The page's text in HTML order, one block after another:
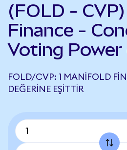
(FOLD -
Finance -
Voting
FOLD/CVP: 1 MANIFOLD
DEĞERINE EŞITTIR